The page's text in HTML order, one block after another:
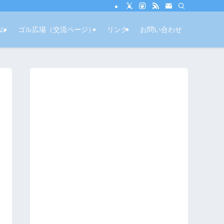
ゴル広場（交流ページ） リンク お問い合わせ